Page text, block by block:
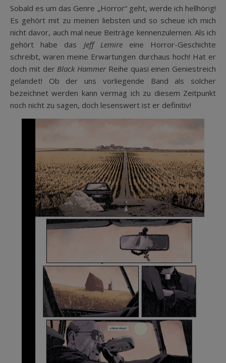
Sobald es um das Genre „Horror“ geht, werde ich hellhörig!
Es gehört mit zu meinen liebsten und so scheue ich mich
nicht davor, auch mal neue Beiträge kennenzulernen. Als ich
gehört habe das Jeff Lemireeine Horror-Geschichte
schreibt, waren meine Erwartungen durchaus hoch! Hat er
doch mit der Black Hammer Reihe quasi einen Geniestreich
gelandet! Ob der uns vorliegende Band als solcher
bezeichnet werden kann vermag ich zu diesem Zeitpunkt
noch nicht zu sagen, doch lesenswert ist er definitiv!